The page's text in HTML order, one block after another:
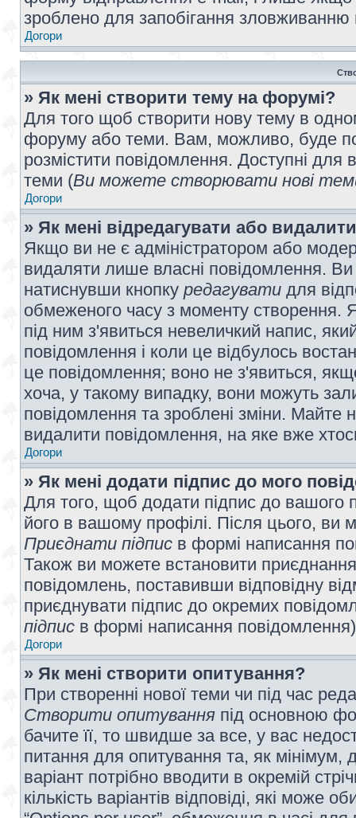
зроблено для запобігання
Догори
» Як мені створити тему на форумі?
Для того щоб створити нову тему в
форуму або теми. Вам, можливо, буде
розмістити повідомлення. Доступні для
теми (Ви можете створювати нові
Догори
» Як мені відредагувати або
Якщо ви не є адміністратором або
видаляти лише власні повідомлення.
натиснувши кнопку редагувати для
обмеженого часу з моменту створення.
під ним з'явиться невеличкий напис,
повідомлення і коли це відбулось
це повідомлення; воно не з'явиться,
хоча, у такому випадку, вони можуть
повідомлення та зроблені зміни. Майте
видалити повідомлення, на яке вже
Догори
» Як мені додати підпис до мого
Для того, щоб додати підпис до вашого
його в вашому профілі. Після цього, ви
Приєднати підпис в формі написання
Також ви можете встановити
повідомлень, поставивши відповідну
приєднувати підпис до окремих
підпис в формі написання
Догори
» Як мені створити опитування?
При створенні нової теми чи під час
Створити опитування під основною
бачите її, то швидше за все, у вас
питання для опитування та, як мінімум,
варіант потрібно вводити в окремій
кількість варіантів відповіді, які може